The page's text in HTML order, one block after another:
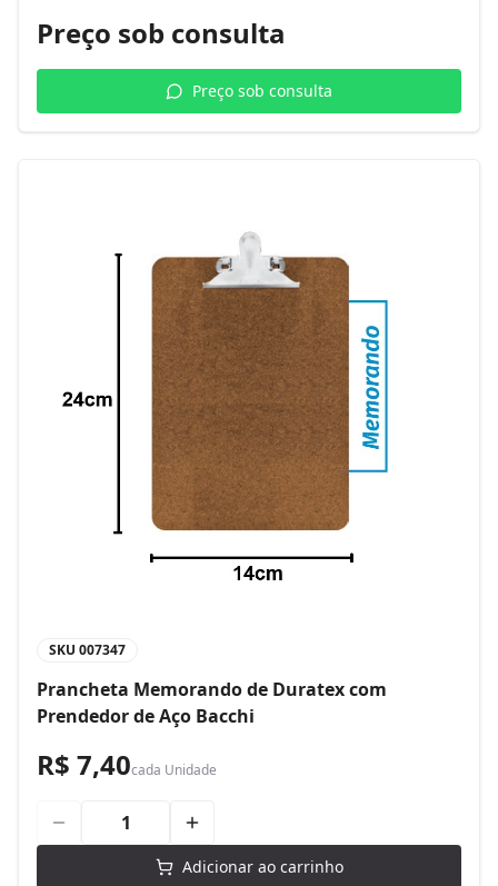
Preço sob consulta
Preço sob consulta
SKU 007347
Prancheta Memorando de Duratex com
Prendedor de Aço Bacchi
R$ 7,40cada Unidade
Adicionar ao carrinho